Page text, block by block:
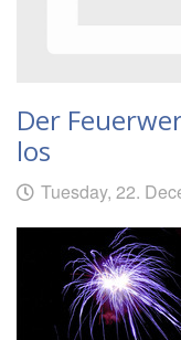
Der
los
Geschrieben
am Tuesday, 22.